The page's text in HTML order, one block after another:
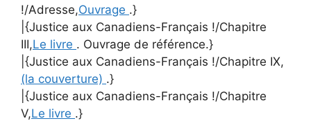
!/Adresse,Ouvrage .}
|{Justice aux Canadiens-Français !/Chapitre
III,Le livre . Ouvrage de référence.}
|{Justice aux Canadiens-Français !/Chapitre IX,
(la couverture) .}
|{Justice aux Canadiens-Français !/Chapitre
V,Le livre .}